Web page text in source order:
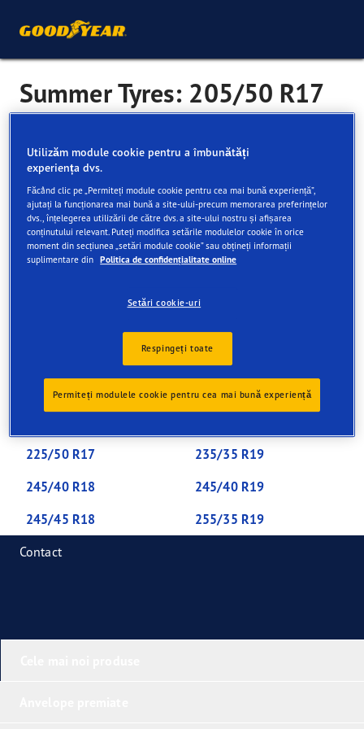
Summer Tyres: 205/50 R17
Summer tyres are designed for mild conditions, so can be
used year-round in many regions. They handle and grip
well on dry and wet roads, and work best above 7°C.
Designed to: provide excellent performance on both wet
and dry roads.
Consider if: you enjoy driving with precision and live in a
you, though - summer tyres offer impressive wet traction.
More popular summer tyre sizes
205/55 R16
225/40 R18
225/50 R17
235/35 R19
245/40 R18
245/40 R19
245/45 R18
255/35 R19
Contact
Utilizăm module cookie pentru a îmbunătăți
experiența dvs.
Făcând clic pe „Permiteți module cookie pentru cea mai bună experiență”,
ajutați la funcționarea mai bună a site-ului-precum memorarea preferințelor
dvs., înțelegerea utilizării de către dvs. a site-ului nostru și afișarea
conținutului relevant. Puteți modifica setările modulelor cookie în orice
moment din secțiunea „setări module cookie” sau obțineți informații
suplimentare din Politica de confidențialitate online
Setări cookie-uri
Respingeți toate
Permiteți modulele cookie pentru cea mai bună experiență